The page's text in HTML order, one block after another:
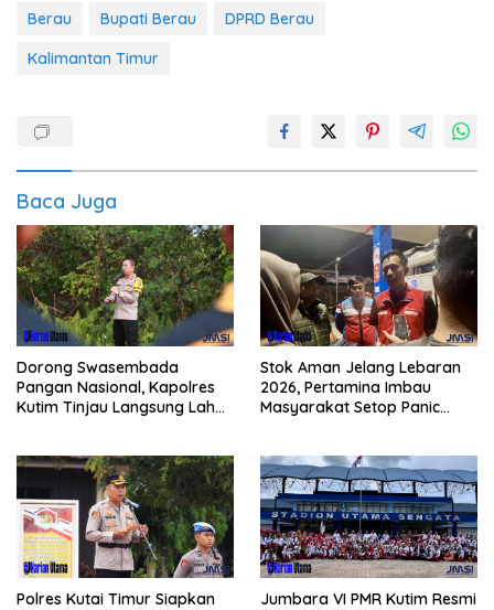
Berau Bupati Berau
DPRD Berau
Kalimantan Timur
Baca Juga
Dorong Swasembada
Pangan Nasional, Kapolres
Kutim Tinjau Langsung Lahan
Stok Aman Jelang Lebaran
2026, Pertamina Imbau
Masyarakat Setop Panic
Polres Kutai Timur Siapkan
Jumbara VI PMR Kutim Resmi